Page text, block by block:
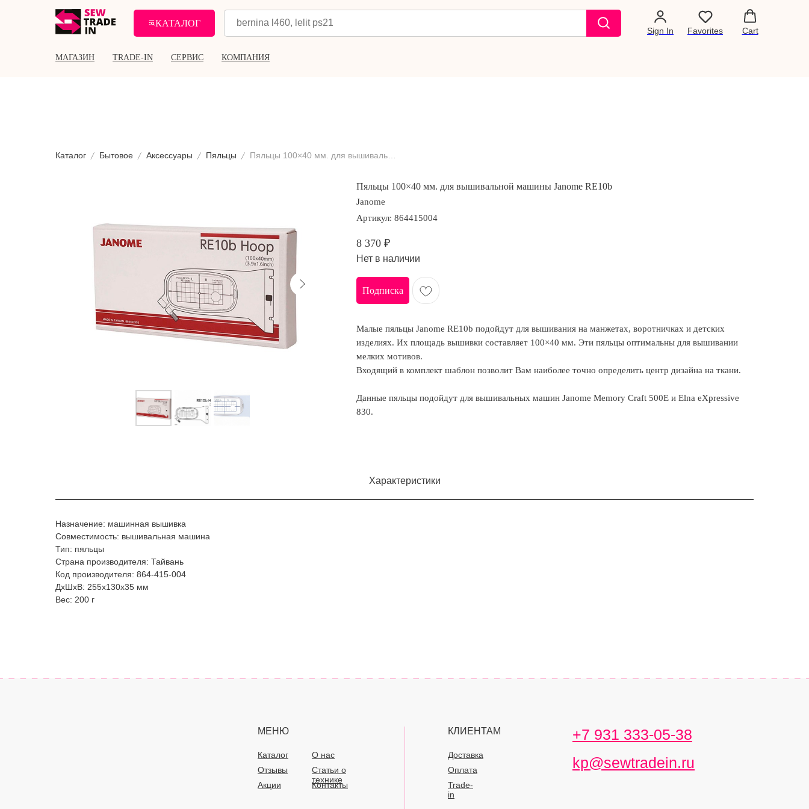
КАТАЛОГ
Sign In Favorites Cart
МАГАЗИН TRADE-IN СЕРВИС КОМПАНИЯ
Каталог Бытовое Аксессуары Пяльцы
Пяльцы 100×40 мм. для вышивальной машины Janome RE10b
Janome
Артикул: 864415004
8 370 ₽
Нет в наличии
Подписка
Малые пяльцы Janome RE10b подойдут для вышивания на манжетах, воротничках и детских
изделиях. Их площадь вышивки составляет 100×40 мм. Эти пяльцы оптимальны для вышивании
мелких мотивов.
Входящий в комплект шаблон позволит Вам наиболее точно определить центр дизайна на ткани.
Данные пяльцы подойдут для вышивальных машин Janome Memory Craft 500E и Elna eXpressive
830.
Характеристики
Назначение: машинная вышивка
Совместимость: вышивальная машина
Тип: пяльцы
Страна производителя: Тайвань
Код производителя: 864-415-004
ДxШxВ: 255x130x35 мм
Вес: 200 г
МЕНЮ КЛИЕНТАМ
Каталог О нас
Доставка
Статьи о
технике
Оплата
Отзывы
Акции
Контакты
Trade-
in
+7 931 333-05-38
kp@sewtradein.ru